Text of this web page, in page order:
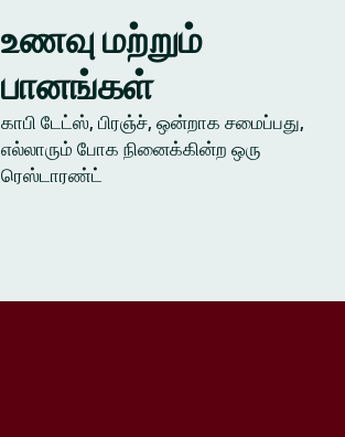
உணவு மற்றும்
பானங்கள்
காபி டேட்ஸ், பிரஞ்ச், ஒன்றாக சமைப்பது,
எல்லாரும் போக நினைக்கின்ற ஒரு
ரெஸ்டாரண்ட்